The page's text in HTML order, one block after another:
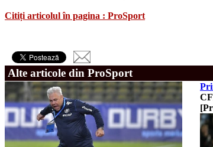
Citiți articolul în pagina : ProSport
Alte articole din ProSport